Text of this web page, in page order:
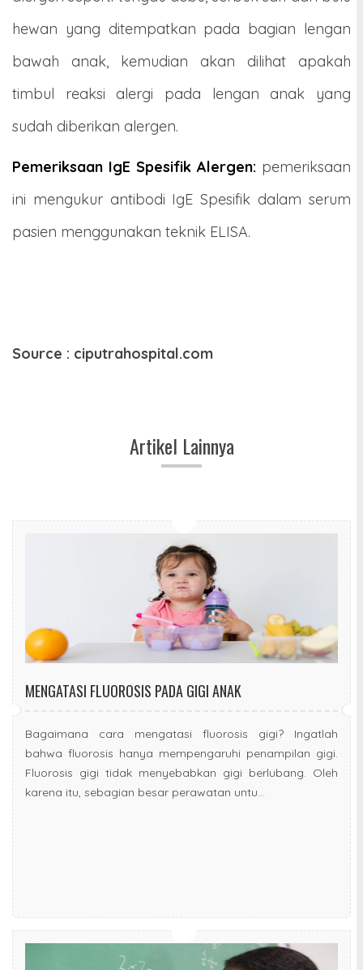
hewan yang ditempatkan pada bagian lengan
bawah anak, kemudian akan dilihat apakah
timbul reaksi alergi pada lengan anak yang
sudah diberikan alergen.
Pemeriksaan IgE Spesifik Alergen: pemeriksaan
ini mengukur antibodi IgE Spesifik dalam serum
pasien menggunakan teknik ELISA.
Source : ciputrahospital.com
Artikel Lainnya
MENGATASI FLUOROSIS PADA GIGI ANAK
Bagaimana cara mengatasi fluorosis gigi? Ingatlah
bahwa fluorosis hanya mempengaruhi penampilan gigi.
Fluorosis gigi tidak menyebabkan gigi berlubang. Oleh
karena itu, sebagian besar perawatan untu...